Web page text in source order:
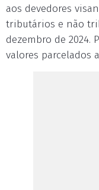
aos devedores
tributários e não
dezembro de 2024.
valores parcelados